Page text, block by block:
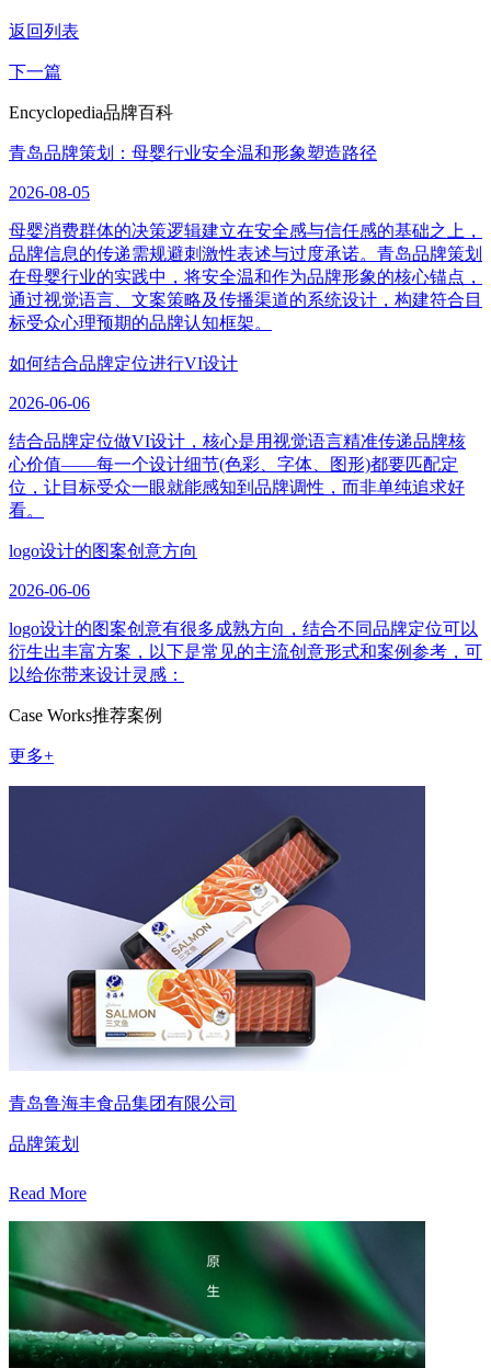
返回列表
下一篇
Encyclopedia品牌百科
青岛品牌策划：母婴行业安全温和形象塑造路径
2026-08-05
母婴消费群体的决策逻辑建立在安全感与信任感的基础之上，
品牌信息的传递需规避刺激性表述与过度承诺。青岛品牌策划
在母婴行业的实践中，将安全温和作为品牌形象的核心锚点，
通过视觉语言、文案策略及传播渠道的系统设计，构建符合目
标受众心理预期的品牌认知框架。
如何结合品牌定位进行VI设计
2026-06-06
结合品牌定位做VI设计，核心是用视觉语言精准传递品牌核
心价值——每一个设计细节(色彩、字体、图形)都要匹配定
位，让目标受众一眼就能感知到品牌调性，而非单纯追求好
看。
logo设计的图案创意方向
2026-06-06
logo设计的图案创意有很多成熟方向，结合不同品牌定位可以
衍生出丰富方案，以下是常见的主流创意形式和案例参考，可
以给你带来设计灵感：
Case Works推荐案例
更多+
青岛鲁海丰食品集团有限公司
品牌策划
Read More